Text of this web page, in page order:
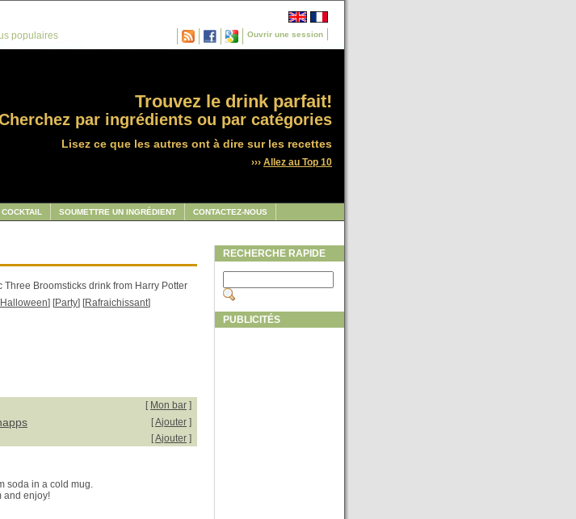
Ouvrir une session
populaires
Trouvez le drink parfait!
par ingrédients ou par catégories
Lisez ce que les autres ont à dire sur les recettes
››› Allez au Top 10
SOUMETTRE UN INGRÉDIENT CONTACTEZ-NOUS
Three Broomsticks drink from Harry Potter
Halloween] [Party] [Rafraichissant]
[ Mon bar ]
[Ajouter ]
[Ajouter ]
soda in a cold mug.
and enjoy!
RECHERCHE RAPIDE
PUBLICITÉS